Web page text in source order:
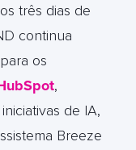
três dias de
continua
os
,
de IA,
Breeze